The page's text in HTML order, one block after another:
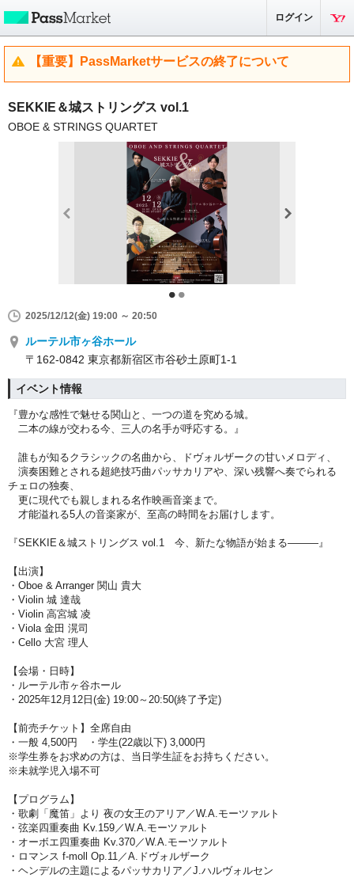
ログイン
【重要】PassMarketサービスの終了について
SEKKIE＆城ストリングス vol.1
OBOE & STRINGS QUARTET
2025/12/12(金) 19:00 ～ 20:50
ルーテル市ヶ谷ホール
〒162-0842 東京都新宿区市谷砂土原町1-1
イベント情報
『豊かな感性で魅せる関山と、一つの道を究める城。
二本の線が交わる今、三人の名手が呼応する。』
誰もが知るクラシックの名曲から、ドヴォルザークの甘いメロディ、
演奏困難とされる超絶技巧曲パッサカリアや、深い残響へ奏でられる
チェロの独奏、
更に現代でも親しまれる名作映画音楽まで。
才能溢れる5人の音楽家が、至高の時間をお届けします。
『SEKKIE＆城ストリングス vol.1 今、新たな物語が始まる―――』
【出演】
・Oboe & Arranger 関山 貴大
・Violin 城 達哉
・Violin 高宮城 凌
・Viola 金田 滉司
・Cello 大宮 理人
【会場・日時】
・ルーテル市ヶ谷ホール
・2025年12月12日(金) 19:00～20:50(終了予定)
【前売チケット】全席自由
・一般 4,500円 ・学生(22歳以下) 3,000円
※学生券をお求めの方は、当日学生証をお持ちください。
※未就学児入場不可
【プログラム】
・歌劇「魔笛」より 夜の女王のアリア／W.A.モーツァルト
・弦楽四重奏曲 Kv.159／W.A.モーツァルト
・オーボエ四重奏曲 Kv.370／W.A.モーツァルト
・ロマンス f-moll Op.11／A.ドヴォルザーク
・ヘンデルの主題によるパッサカリア／J.ハルヴォルセン